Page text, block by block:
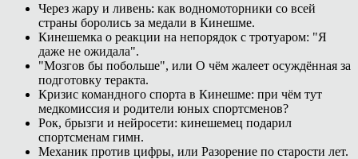
Через жару и ливень: как водномоторники со всей
страны боролись за медали в Кинешме.
Кинешемка о реакции на непорядок с тротуаром: "Я
даже не ожидала".
"Мозгов бы побольше", или О чём жалеет осуждённая за
подготовку теракта.
Кризис командного спорта в Кинешме: при чём тут
медкомиссия и родители юных спортсменов?
Рок, брызги и нейросети: кинешемец подарил
спортсменам гимн.
Механик против цифры, или Разорение по старости лет.